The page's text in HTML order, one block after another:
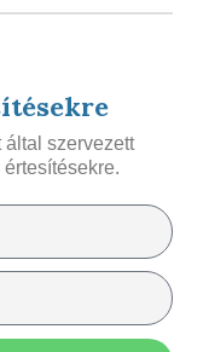
által szervezett